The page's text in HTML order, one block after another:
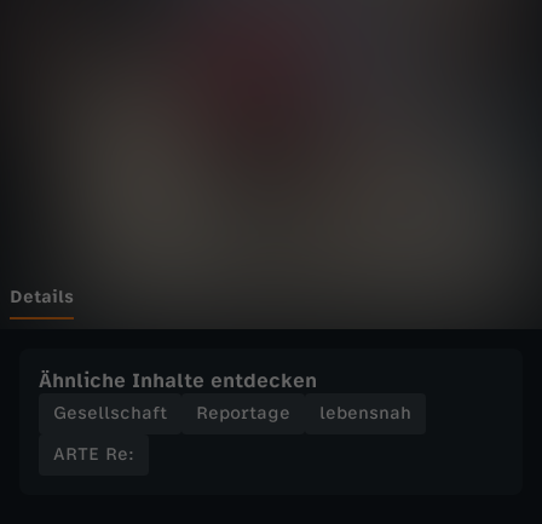
ü
k
Details
Ähnliche Inhalte entdecken
Gesellschaft Reportage
lebensnah
ARTE Re: